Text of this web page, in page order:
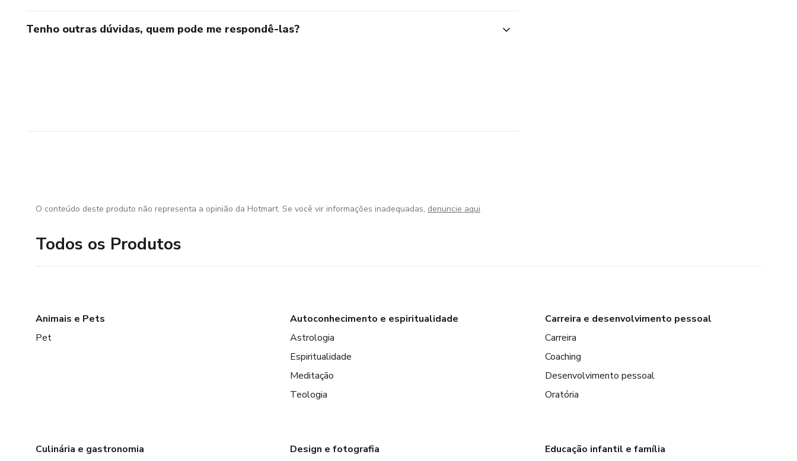
Tenho outras dúvidas, quem pode me respondê-las?
O conteúdo deste produto não representa a opinião da Hotmart. Se você vir informações inadequadas, denuncie aqui
Todos os Produtos
Animais e Pets
Pet
Autoconhecimento e espiritualidade
Astrologia
Espiritualidade
Meditação
Teologia
Carreira e desenvolvimento pessoal
Carreira
Coaching
Desenvolvimento pessoal
Oratória
Culinária e gastronomia
Design e fotografia
Educação infantil e família